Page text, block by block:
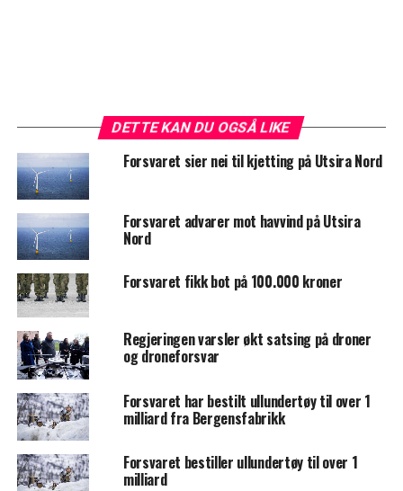
DETTE KAN DU OGSÅ LIKE
Forsvaret sier nei til kjetting på Utsira Nord
Forsvaret advarer mot havvind på Utsira
Nord
Forsvaret fikk bot på 100.000 kroner
Regjeringen varsler økt satsing på droner
og droneforsvar
Forsvaret har bestilt ullundertøy til over 1
milliard fra Bergensfabrikk
Forsvaret bestiller ullundertøy til over 1
milliard